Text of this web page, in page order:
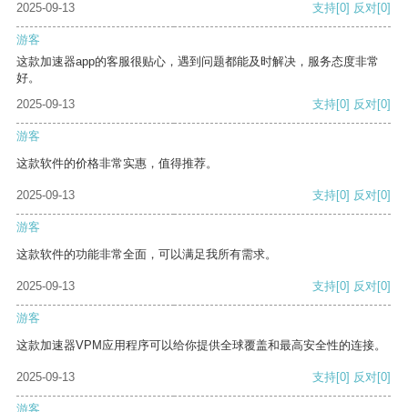
2025-09-13 支持[0] 反对[0]
游客
这款加速器app的客服很贴心，遇到问题都能及时解决，服务态度非常
好。
2025-09-13
支持[0] 反对[0]
游客
这款软件的价格非常实惠，值得推荐。
2025-09-13 支持[0] 反对[0]
游客
这款软件的功能非常全面，可以满足我所有需求。
2025-09-13 支持[0] 反对[0]
游客
这款加速器VPM应用程序可以给你提供全球覆盖和最高安全性的连接。
2025-09-13 支持[0] 反对[0]
游客